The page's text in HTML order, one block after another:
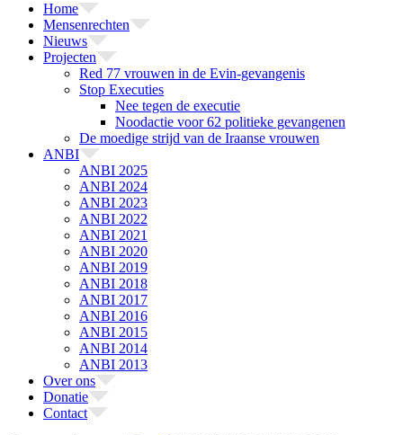
Home
Mensenrechten
Nieuws
Projecten
Red 77 vrouwen in de Evin-gevangenis
Stop Executies
Nee tegen de executie
Noodactie voor 62 politieke gevangenen
De moedige strijd van de Iraanse vrouwen
ANBI
ANBI 2025
ANBI 2024
ANBI 2023
ANBI 2022
ANBI 2021
ANBI 2020
ANBI 2019
ANBI 2018
ANBI 2017
ANBI 2016
ANBI 2015
ANBI 2014
ANBI 2013
Over ons
Donatie
Contact